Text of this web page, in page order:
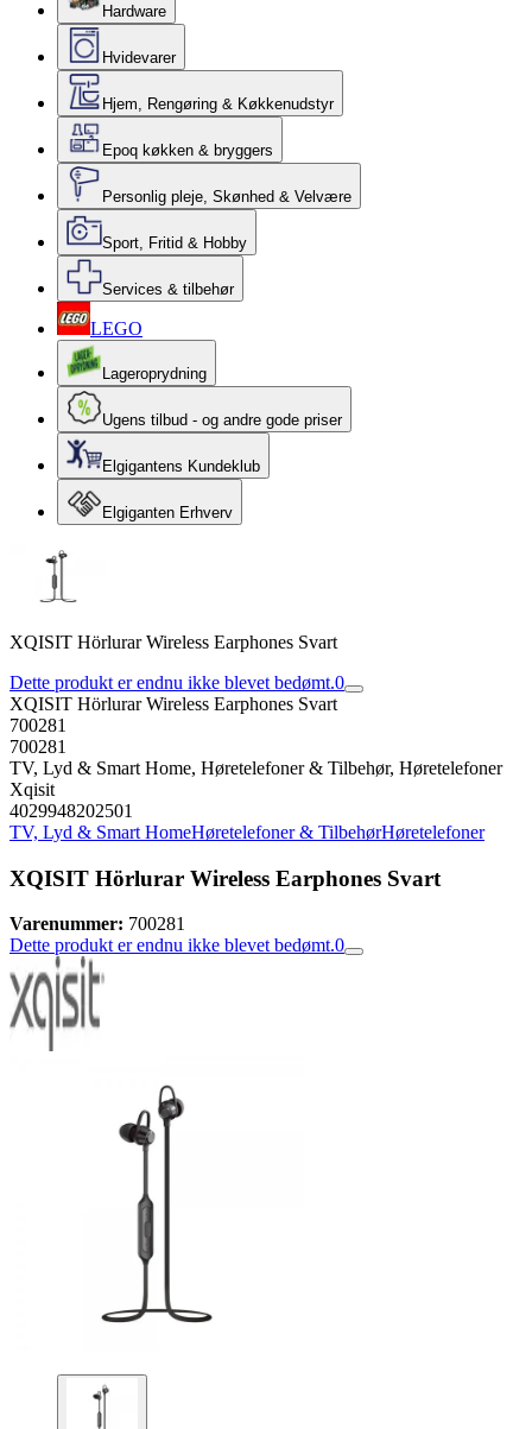
Hardware
Hvidevarer
Hjem, Rengøring & Køkkenudstyr
Epoq køkken & bryggers
Personlig pleje, Skønhed & Velvære
Sport, Fritid & Hobby
Services & tilbehør
LEGO
Lageroprydning
Ugens tilbud - og andre gode priser
Elgigantens Kundeklub
Elgiganten Erhverv
XQISIT Hörlurar Wireless Earphones Svart
Dette produkt er endnu ikke blevet bedømt.0
XQISIT Hörlurar Wireless Earphones Svart
700281
700281
TV, Lyd & Smart Home, Høretelefoner & Tilbehør, Høretelefoner
Xqisit
4029948202501
TV, Lyd & Smart HomeHøretelefoner & TilbehørHøretelefoner
XQISIT Hörlurar Wireless Earphones Svart
Varenummer: 700281
Dette produkt er endnu ikke blevet bedømt.0